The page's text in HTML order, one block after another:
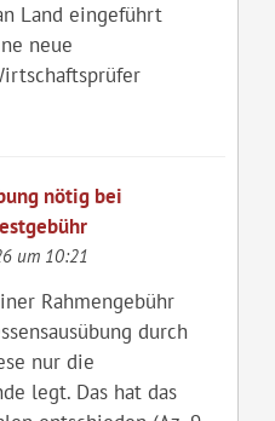
Land eingeführt
neue
nötig bei
um 10:21
Rahmengebühr
durch
nur die
legt. Das hat das